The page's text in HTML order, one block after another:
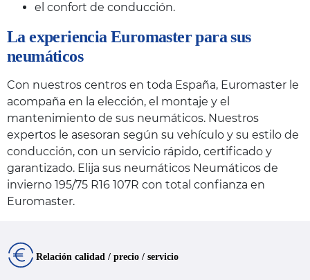
el confort de conducción.
La experiencia Euromaster para sus
neumáticos
Con nuestros centros en toda España, Euromaster le
acompaña en la elección, el montaje y el
mantenimiento de sus neumáticos. Nuestros
expertos le asesoran según su vehículo y su estilo de
conducción, con un servicio rápido, certificado y
garantizado. Elija sus neumáticos Neumáticos de
invierno 195/75 R16 107R con total confianza en
Euromaster.
Relación calidad / precio / servicio